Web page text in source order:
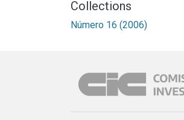
Collections
Número 16 (2006)